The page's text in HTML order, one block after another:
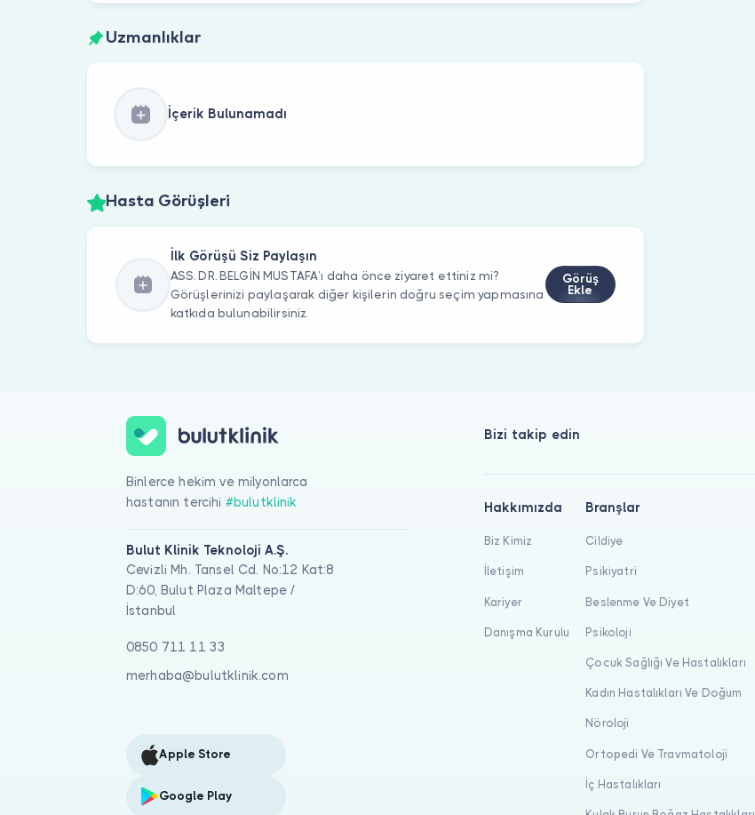
Uzmanlıklar
İçerik Bulunamadı
Hasta Görüşleri
İlk Görüşü Siz Paylaşın
ASS. DR. BELGİN MUSTAFA’ı daha önce ziyaret ettiniz mi?
Görüşlerinizi paylaşarak diğer kişilerin doğru seçim yapmasına
katkıda bulunabilirsiniz.
Görüş
Ekle
Binlerce hekim ve milyonlarca
hastanın tercihi #bulutklinik
Bulut Klinik Teknoloji A.Ş.
Cevizli Mh. Tansel Cd. No:12 Kat:8
D:60, Bulut Plaza Maltepe /
İstanbul
0850 711 11 33
merhaba@bulutklinik.com
Apple Store
Google Play
Bizi takip edin
Hakkımızda
Biz Kimiz
İletişim
Kariyer
Danışma Kurulu
Branşlar
Cildiye
Psikiyatri
Beslenme Ve Diyet
Psikoloji
Çocuk Sağlığı Ve Hastalıkları
Kadın Hastalıkları Ve Doğum
Nöroloji
Ortopedi Ve Travmatoloji
İç Hastalıkları